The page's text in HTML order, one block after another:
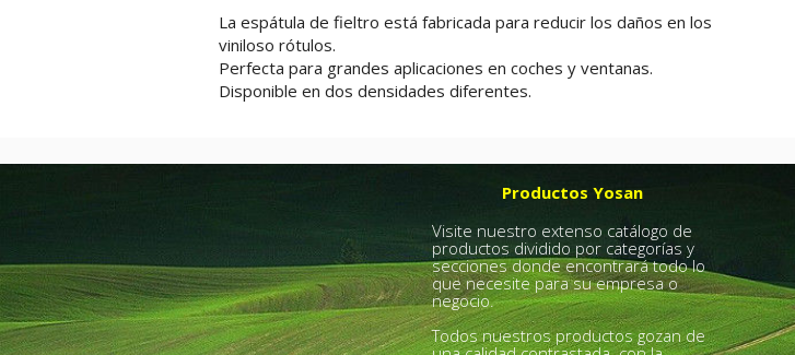
La espátula de fieltro está fabricada para reducir los daños en los
viniloso rótulos.
Perfecta para grandes aplicaciones en coches y ventanas.
Disponible en dos densidades diferentes.
Productos Yosan
Visite nuestro extenso catálogo de
productos dividido por categorías y
secciones donde encontrará todo lo
que necesite para su empresa o
negocio.
Todos nuestros productos gozan de